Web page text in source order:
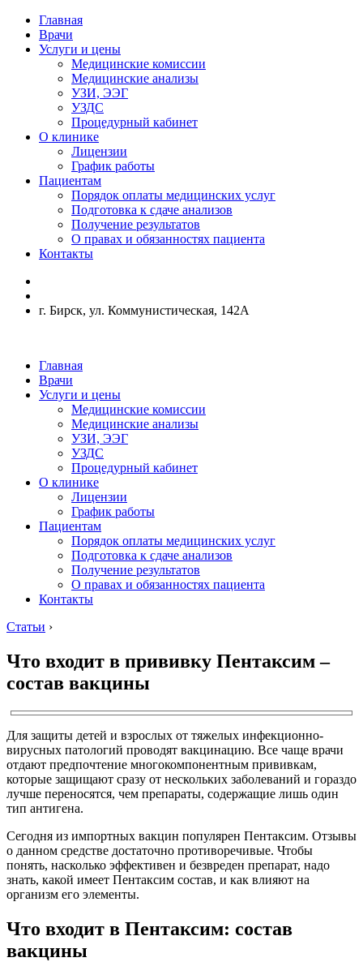
Главная
Врачи
Услуги и цены
Медицинские комиссии
Медицинские анализы
УЗИ, ЭЭГ
УЗДС
Процедурный кабинет
О клинике
Лицензии
График работы
Пациентам
Порядок оплаты медицинских услуг
Подготовка к сдаче анализов
Получение результатов
О правах и обязанностях пациента
Контакты
г. Бирск, ул. Коммунистическая, 142А
Главная
Врачи
Услуги и цены
Медицинские комиссии
Медицинские анализы
УЗИ, ЭЭГ
УЗДС
Процедурный кабинет
О клинике
Лицензии
График работы
Пациентам
Порядок оплаты медицинских услуг
Подготовка к сдаче анализов
Получение результатов
О правах и обязанностях пациента
Контакты
Статьи ›
Что входит в прививку Пентаксим –
состав вакцины
Для защиты детей и взрослых от тяжелых инфекционно-
вирусных патологий проводят вакцинацию. Все чаще врачи
отдают предпочтение многокомпонентным прививкам,
которые защищают сразу от нескольких заболеваний и гораздо
лучше переносятся, чем препараты, содержащие лишь один
тип антигена.
Сегодня из импортных вакцин популярен Пентаксим. Отзывы
о данном средстве достаточно противоречивые. Чтобы
понять, насколько эффективен и безвреден препарат, надо
знать, какой имеет Пентаксим состав, и как влияют на
организм его элементы.
Что входит в Пентаксим: состав
вакцины